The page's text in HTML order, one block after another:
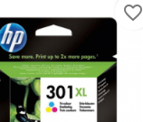
favorite_border